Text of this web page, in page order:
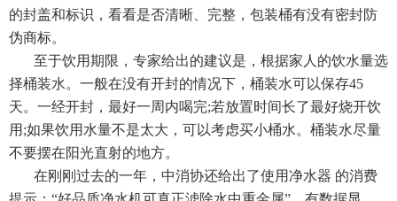
的封盖和标识，看看是否清晰、完整，包装桶有没有密封防
伪商标。
至于饮用期限，专家给出的建议是，根据家人的饮水量选
择桶装水。一般在没有开封的情况下，桶装水可以保存45
天。一经开封，最好一周内喝完;若放置时间长了最好烧开饮
用;如果饮用水量不是太大，可以考虑买小桶水。桶装水尽量
不要摆在阳光直射的地方。
在刚刚过去的一年，中消协还给出了使用净水器 的消费